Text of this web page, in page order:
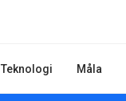
Teknologi Måla